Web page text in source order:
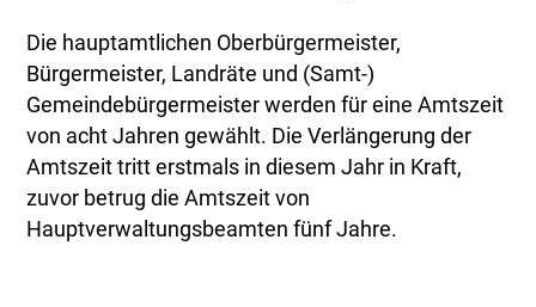
Die hauptamtlichen Oberbürgermeister,
Bürgermeister, Landräte und (Samt-)
Gemeindebürgermeister werden für eine Amtszeit
von acht Jahren gewählt. Die Verlängerung der
Amtszeit tritt erstmals in diesem Jahr in Kraft,
zuvor betrug die Amtszeit von
Hauptverwaltungsbeamten fünf Jahre.